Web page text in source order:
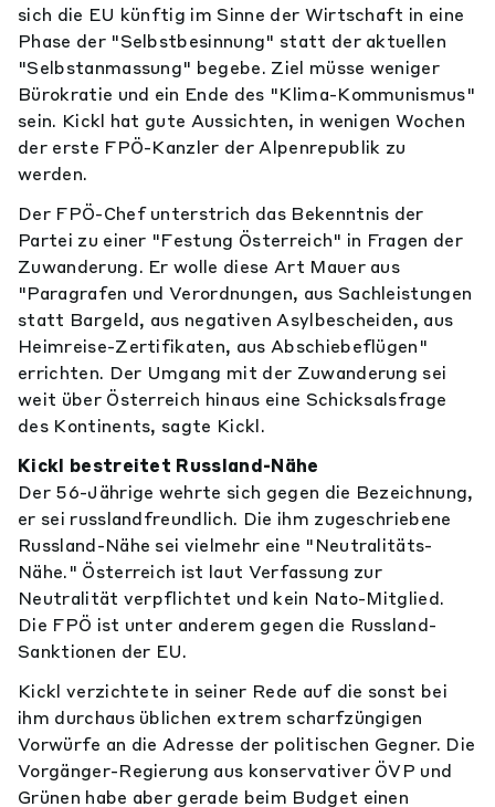
sich die EU künftig im Sinne der Wirtschaft in eine
Phase der "Selbstbesinnung" statt der aktuellen
"Selbstanmassung" begebe. Ziel müsse weniger
Bürokratie und ein Ende des "Klima-Kommunismus"
sein. Kickl hat gute Aussichten, in wenigen Wochen
der erste FPÖ-Kanzler der Alpenrepublik zu
werden.
Der FPÖ-Chef unterstrich das Bekenntnis der
Partei zu einer "Festung Österreich" in Fragen der
Zuwanderung. Er wolle diese Art Mauer aus
"Paragrafen und Verordnungen, aus Sachleistungen
statt Bargeld, aus negativen Asylbescheiden, aus
Heimreise-Zertifikaten, aus Abschiebeflügen"
errichten. Der Umgang mit der Zuwanderung sei
weit über Österreich hinaus eine Schicksalsfrage
des Kontinents, sagte Kickl.
Kickl bestreitet Russland-Nähe
Der 56-Jährige wehrte sich gegen die Bezeichnung,
er sei russlandfreundlich. Die ihm zugeschriebene
Russland-Nähe sei vielmehr eine "Neutralitäts-
Nähe." Österreich ist laut Verfassung zur
Neutralität verpflichtet und kein Nato-Mitglied.
Die FPÖ ist unter anderem gegen die Russland-
Sanktionen der EU.
Kickl verzichtete in seiner Rede auf die sonst bei
ihm durchaus üblichen extrem scharfzüngigen
Vorwürfe an die Adresse der politischen Gegner. Die
Vorgänger-Regierung aus konservativer ÖVP und
Grünen habe aber gerade beim Budget einen